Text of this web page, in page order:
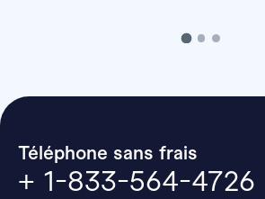
Téléphone sans frais
+ 1-833-564-4726